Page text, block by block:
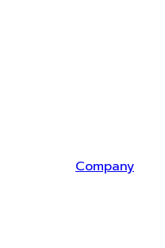
Company